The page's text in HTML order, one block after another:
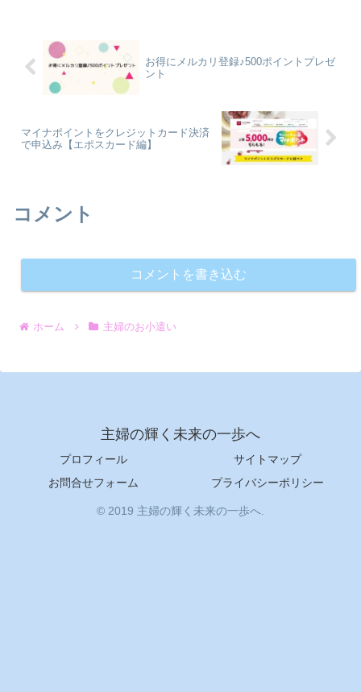
お得にメルカリ登録♪500ポイントプレゼ
ント
マイナポイントをクレジットカード決済
で申込み【エポスカード編】
コメント
コメントを書き込む
ホーム 主婦のお小遣い
主婦の輝く未来の一歩へ
プロフィール
サイトマップ
お問合せフォーム
プライバシーポリシー
© 2019 主婦の輝く未来の一歩へ.